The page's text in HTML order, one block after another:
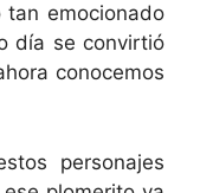
emocionado
día se convirtió
conocemos
personajes